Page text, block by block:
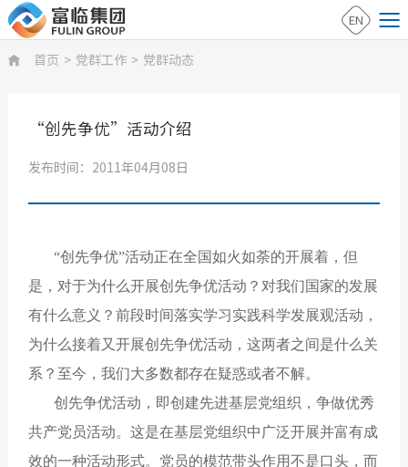
EN
 首页 > 党群工作 > 党群动态
“创先争优”活动介绍
发布时间：2011年04月08日
“创先争优”活动正在全国如火如荼的开展着，但
是，对于为什么开展创先争优活动？对我们国家的发展
有什么意义？前段时间落实学习实践科学发展观活动，
为什么接着又开展创先争优活动，这两者之间是什么关
系？至今，我们大多数都存在疑惑或者不解。
创先争优活动，即创建先进基层党组织，争做优秀
共产党员活动。这是在基层党组织中广泛开展并富有成
效的一种活动形式。党员的模范带头作用不是口头，而